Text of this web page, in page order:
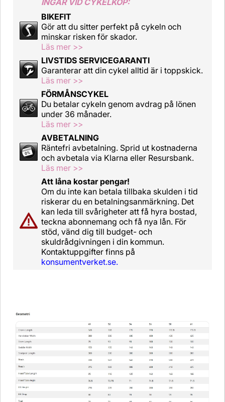
INGÅR VID CYKELKÖP:
BIKEFIT
Gör att du sitter perfekt på cykeln och
minskar risken för skador.
Läs mer >>
LIVSTIDS SERVICEGARANTI
Garanterar att din cykel alltid är i toppskick.
Läs mer >>
FÖRMÅNSCYKEL
Du betalar cykeln genom avdrag på lönen
under 36 månader.
Läs mer >>
AVBETALNING
Räntefri avbetalning. Sprid ut kostnaderna
och avbetala via Klarna eller Resursbank.
Läs mer >>
Att låna kostar pengar!
Om du inte kan betala tillbaka skulden i tid
riskerar du en betalningsanmärkning. Det
kan leda till svårigheter att få hyra bostad,
teckna abonnemang och få nya lån. För
stöd, vänd dig till budget- och
skuldrådgivningen i din kommun.
Kontaktuppgifter finns på
konsumentverket.se.